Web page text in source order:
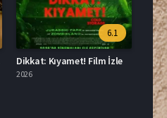
6.1
Dikkat: Kıyamet! Film İzle
2026